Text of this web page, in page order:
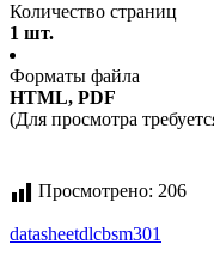
Количество страниц
1 шт.
Форматы файла
HTML, PDF
(Для просмотра
Просмотрено: 206
datasheetdlcbsm301